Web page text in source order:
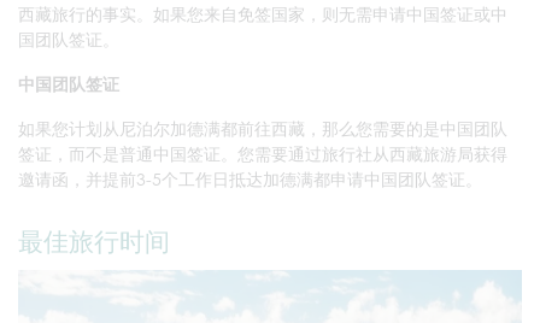
西藏旅行的事实。如果您来自免签国家，则无需申请中国签证或中
国团队签证。
中国团队签证
如果您计划从尼泊尔加德满都前往西藏，那么您需要的是中国团队
签证，而不是普通中国签证。您需要通过旅行社从西藏旅游局获得
邀请函，并提前3-5个工作日抵达加德满都申请中国团队签证。
最佳旅行时间